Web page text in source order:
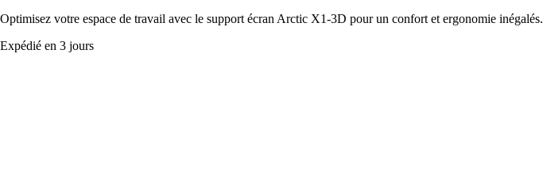
Optimisez votre espace de travail avec le support écran Arctic X1-3D pour un confort et ergonomie inégalés.
Expédié en 3 jours